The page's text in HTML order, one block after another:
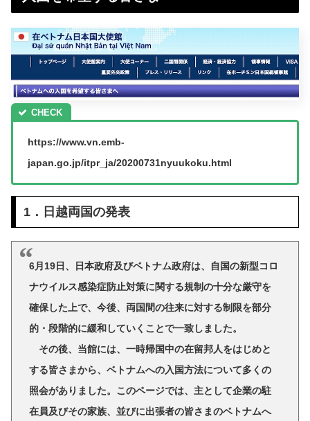
https://www.vn.emb-
japan.go.jp/itpr_ja/20200731nyuukoku.html
1．日越両国の発表
6月19日、日本政府及びベトナム政府は、自国の新型コロ
ナウイルス感染症防止対策に関する規制の十分な厳守を
確保した上で、今後、両国間の往来に対する制限を部分
的・段階的に緩和していくことで一致しました。
その後、当館には、一時帰国中の在留邦人をはじめと
する皆さまから、ベトナムへの入国方法について多くの
照会がありました。このページでは、主として企業の駐
在員及びその家族、並びに出張者の皆さまのベトナムへ